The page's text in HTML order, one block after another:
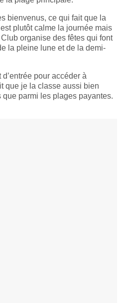
bienvenus, ce qui fait que la
plutôt calme la journée mais
organise des fêtes qui font
la pleine lune et de la demi-
d’entrée pour accéder à
que je la classe aussi bien
parmi les plages payantes.